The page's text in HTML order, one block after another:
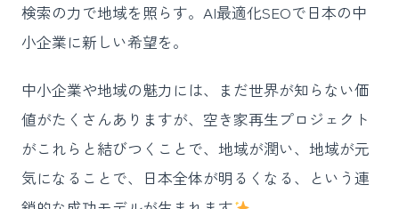
検索の力で地域を照らす。AI最適化SEOで日本の中
小企業に新しい希望を。
中小企業や地域の魅力には、まだ世界が知らない価
値がたくさんありますが、空き家再生プロジェクト
がこれらと結びつくことで、地域が潤い、地域が元
気になることで、日本全体が明るくなる、という連